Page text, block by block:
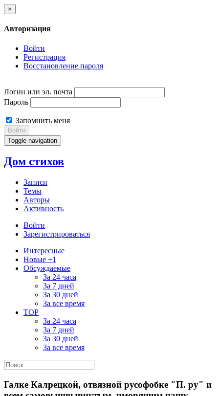
×
Авторизация
Войти
Регистрация
Восстановление пароля
Логин или эл. почта
Пароль
Запомнить меня
Войти
Toggle navigation
Дом стихов
Записи
Темы
Авторы
Активность
Войти
Зарегистрироваться
Интересные
Новые +1
Обсуждаемые
За 24 часа
За 7 дней
За 30 дней
За все время
TOP
За 24 часа
За 7 дней
За 30 дней
За все время
Галке Калрецкой, отвязной русофобке "П. ру" и